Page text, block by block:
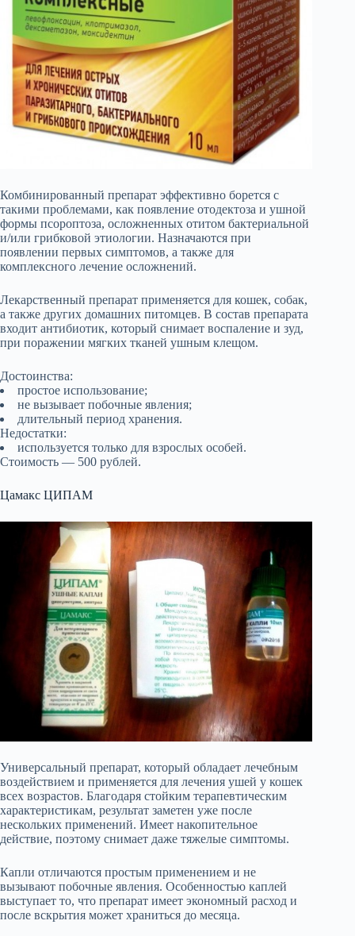
Комбинированный препарат эффективно борется с
такими проблемами, как появление отодектоза и ушной
формы псороптоза, осложненных отитом бактериальной
и/или грибковой этиологии. Назначаются при
появлении первых симптомов, а также для
комплексного лечение осложнений.
Лекарственный препарат применяется для кошек, собак,
а также других домашних питомцев. В состав препарата
входит антибиотик, который снимает воспаление и зуд,
при поражении мягких тканей ушным клещом.
Достоинства:
простое использование;
не вызывает побочные явления;
длительный период хранения.
Недостатки:
используется только для взрослых особей.
Стоимость — 500 рублей.
Цамакс ЦИПАМ
Универсальный препарат, который обладает лечебным
воздействием и применяется для лечения ушей у кошек
всех возрастов. Благодаря стойким терапевтическим
характеристикам, результат заметен уже после
нескольких применений. Имеет накопительное
действие, поэтому снимает даже тяжелые симптомы.
Капли отличаются простым применением и не
вызывают побочные явления. Особенностью каплей
выступает то, что препарат имеет экономный расход и
после вскрытия может храниться до месяца.